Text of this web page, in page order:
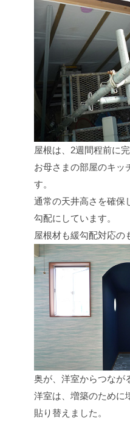
屋根は、2週間程前に
お母さまの部屋のキッ
す。
通常の天井高さを確保
勾配にしています。
屋根材も緩勾配対応の
奥が、洋室からつなが
洋室は、増築のために
貼り替えました。